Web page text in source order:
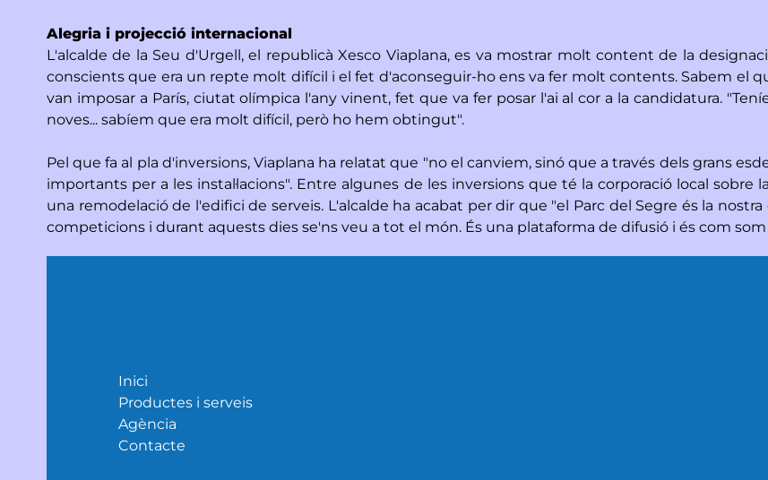
Alegria i projecció internacional
L'alcalde de la Seu d'Urgell, el republicà Xesco Viaplana, es va mostrar molt content de la
conscients que era un repte molt difícil i el fet d'aconseguir-ho ens va fer molt contents. Sabem el
van imposar a París, ciutat olímpica l'any vinent, fet que va fer posar l'ai al cor a la candidatura.
noves... sabíem que era molt difícil, però ho hem obtingut".
Pel que fa al pla d'inversions, Viaplana ha relatat que "no el canviem, sinó que a través dels grans
importants per a les instal·lacions". Entre algunes de les inversions que té la corporació local sobre
una remodelació de l'edifici de serveis. L'alcalde ha acabat per dir que "el Parc del Segre és la
competicions i durant aquests dies se'ns veu a tot el món. És una plataforma de difusió i és com
Inici
Productes i serveis
Agència
Contacte